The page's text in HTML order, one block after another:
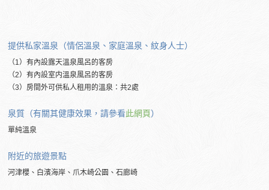
提供私家溫泉（情侶溫泉、家庭溫泉、紋身人士）
（1）有內設露天溫泉風呂的客房
（2）有內設室内溫泉風呂的客房
（3）房間外可供私人租用的溫泉：共2處
泉質（有關其健康效果，請參看此網頁）
單純溫泉
附近的旅遊景點
河津櫻、白濱海岸、爪木崎公園、石廊崎